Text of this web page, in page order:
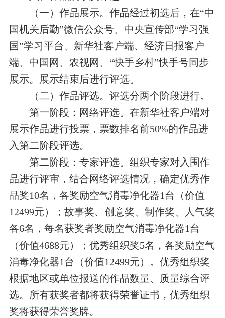
（一）作品展示。作品经过初选后，在“中
国机关后勤”微信公众号、中央宣传部“学习强
国”学习平台、新华社客户端、经济日报客户
端、中国网、农视网、“快手乡村”快手号同步
展示。展示结束后进行评选。
（二）作品评选。评选分两个阶段进行。
第一阶段：网络评选。在新华社客户端对
展示作品进行投票，票数排名前50%的作品进
入第二阶段评选。
第二阶段：专家评选。 组织专家对入围作
品进行评审，结合网络评选情况，确定优秀作
品奖10名，各奖励空气消毒净化器1 台（价值
12499元）；故事奖、创意奖、制作奖、
人气奖
各6名，每名获奖者奖励空气消毒净化器1 台
（价值4688元）；优秀组织奖5名， 各奖励空气
消毒净化器1 台（价值12499元）。 优秀组织奖
根据地区或单位报送的作品数量、质量综合评
选。 所有获奖者都将获得荣誉证书，优秀组织
奖将获得荣誉奖牌。